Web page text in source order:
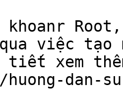
việc tạo
tiết xem
dan-